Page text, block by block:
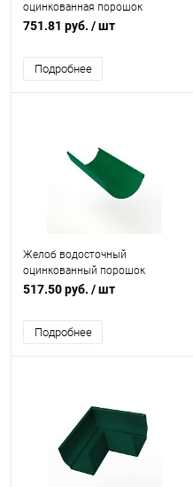
оцинкованная порошок
ф150х1250мм RAL 6006
751.81 руб. / шт
Подробнее
Желоб водосточный
оцинкованный порошок
ф120х2000мм RAL 6029
517.50 руб. / шт
Подробнее